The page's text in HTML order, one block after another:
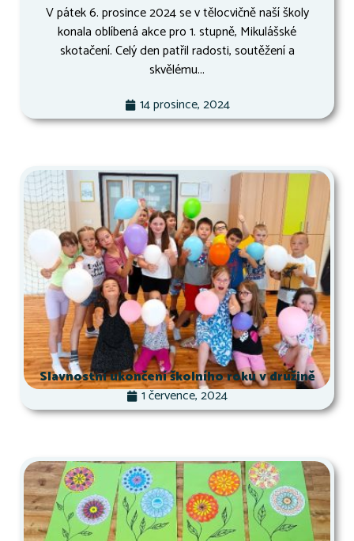
V pátek 6. prosince 2024 se v tělocvičně naší školy
konala oblíbená akce pro 1. stupně, Mikulášské
skotačení. Celý den patřil radosti, soutěžení a
skvělému...
14 prosince, 2024
Slavnostní ukončení školního roku v družině
1 července, 2024